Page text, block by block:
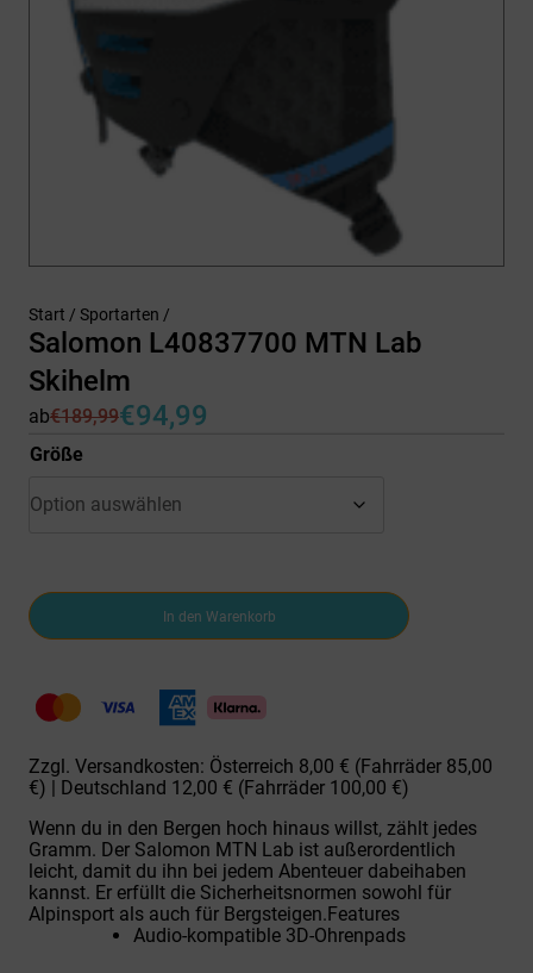
Start / Sportarten /
Salomon L40837700 MTN Lab
Skihelm
ab€189,99
Ursprünglicher
Preis
war:
€94,99
Aktueller
Preis
ist:
Größe
Salomon
L40837700
MTN
Menge
In den Warenkorb
Zzgl. Versandkosten: Österreich 8,00 € (Fahrräder 85,00
€) | Deutschland 12,00 € (Fahrräder 100,00 €)
Wenn du in den Bergen hoch hinaus willst, zählt jedes
Gramm. Der Salomon MTN Lab ist außerordentlich
leicht, damit du ihn bei jedem Abenteuer dabeihaben
kannst. Er erfüllt die Sicherheitsnormen sowohl für
Alpinsport als auch für Bergsteigen.Features
Audio-kompatible 3D-Ohrenpads